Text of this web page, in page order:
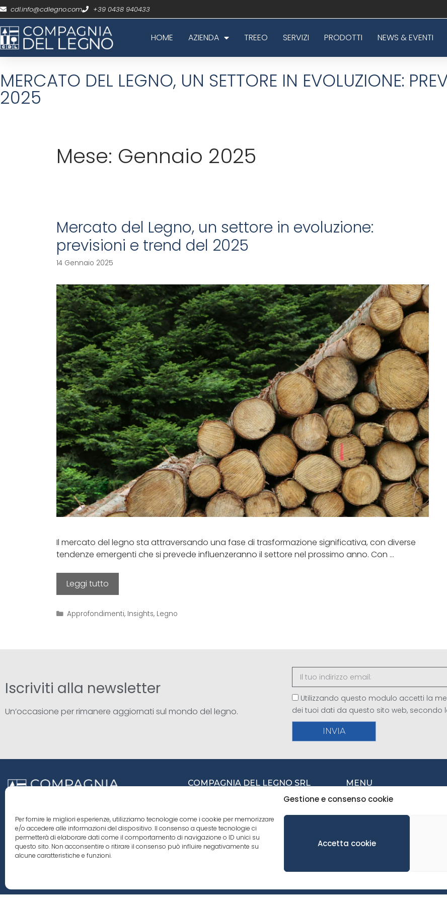
Gestione e consenso cookie
Per fornire le migliori esperienze, utilizziamo tecnologie come i cookie per memorizzare
e/o accedere alle informazioni del dispositivo. Il consenso a queste tecnologie ci
permetterà di elaborare dati come il comportamento di navigazione o ID unici su
questo sito. Non acconsentire o ritirare il consenso può influire negativamente su
alcune caratteristiche e funzioni.
Accetta cookie
cdl.info@cdlegno.com +39 0438 940433
HOME AZIENDA TREEO SERVIZI PRODOTTI NEWS & EVENTI
MERCATO DEL LEGNO, UN SETTORE IN EVOLUZIONE:
2025
Mese: Gennaio 2025
Mercato del Legno, un settore in evoluzione:
previsioni e trend del 2025
14 Gennaio 2025
Il mercato del legno sta attraversando una fase di trasformazione significativa, con diverse
tendenze emergenti che si prevede influenzeranno il settore nel prossimo anno. Con …
Leggi tutto
Approfondimenti, Insights, Legno
Iscriviti alla newsletter
Un’occasione per rimanere aggiornati sul mondo del legno.
Utilizzando questo modulo accetti la
dei tuoi dati da questo sito web, secondo
INVIA
Siamo nati tra i faggi del bosco del Cansiglio e
ci siamo innamorati del profumo, delle
venature e dei nodi del legno. Abbiamo creato
Compagnia del Legno, una realtà unica nel
territorio per l’importazione di legname
COMPAGNIA DEL LEGNO SRL
31029 Vittorio Veneto (TV) Italia
+39 0438 940433
MENU
CHI SIAMO